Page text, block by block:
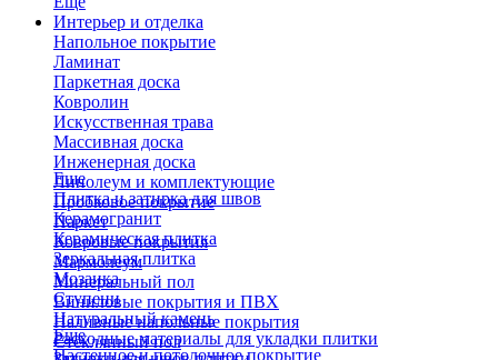
Интерьер и отделка
Напольное покрытие
Ламинат
Паркетная доска
Ковролин
Искусственная трава
Массивная доска
Инженерная доска
Линолеум и комплектующие
Пробковое покрытие
Паркет
Ковровые покрытия
Мармолеум
Минеральный пол
Виниловые покрытия и ПВХ
Наливные напольные покрытия
Стеклянный пол
Еще
Плитка и затирка для швов
Керамогранит
Керамическая плитка
Зеркальная плитка
Мозаика
Ступени
Натуральный камень
Расходные материалы для укладки плитки
Еще
Настенное и потолочное покрытие